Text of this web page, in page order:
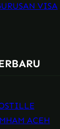
VISA
ACEH